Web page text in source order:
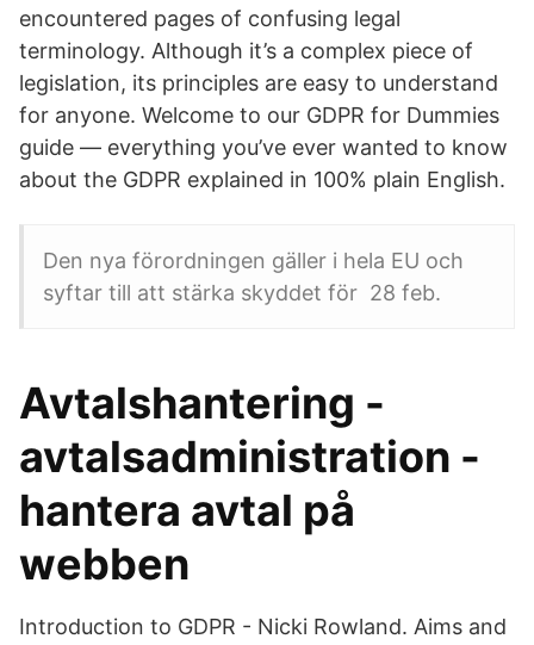
encountered pages of confusing legal
terminology. Although it’s a complex piece of
legislation, its principles are easy to understand
for anyone. Welcome to our GDPR for Dummies
guide — everything you’ve ever wanted to know
about the GDPR explained in 100% plain English.
Den nya förordningen gäller i hela EU och
syftar till att stärka skyddet för 28 feb.
Avtalshantering -
avtalsadministration -
hantera avtal på
webben
Introduction to GDPR - Nicki Rowland. Aims and